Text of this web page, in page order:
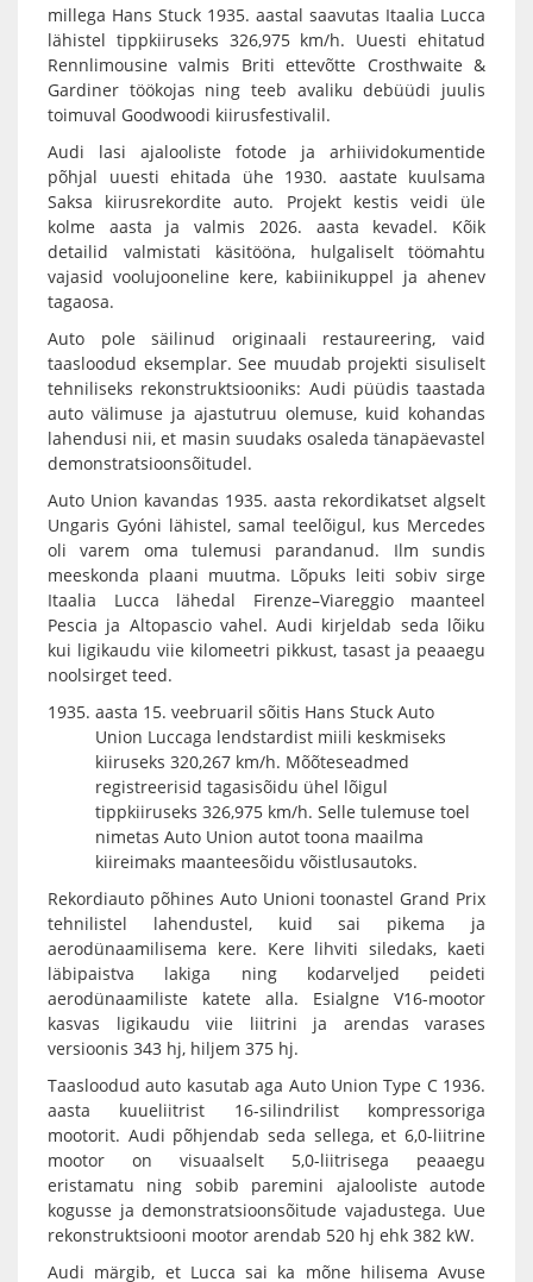
millega Hans Stuck 1935. aastal saavutas Itaalia Lucca
lähistel tippkiiruseks 326,975 km/h. Uuesti ehitatud
Rennlimousine valmis Briti ettevõtte Crosthwaite &
Gardiner töökojas ning teeb avaliku debüüdi juulis
toimuval Goodwoodi kiirusfestivalil.
Audi lasi ajalooliste fotode ja arhiividokumentide
põhjal uuesti ehitada ühe 1930. aastate kuulsama
Saksa kiirusrekordite auto. Projekt kestis veidi üle
kolme aasta ja valmis 2026. aasta kevadel. Kõik
detailid valmistati käsitööna, hulgaliselt töömahtu
vajasid voolujooneline kere, kabiinikuppel ja ahenev
tagaosa.
Auto pole säilinud originaali restaureering, vaid
taasloodud eksemplar. See muudab projekti sisuliselt
tehniliseks rekonstruktsiooniks: Audi püüdis taastada
auto välimuse ja ajastutruu olemuse, kuid kohandas
lahendusi nii, et masin suudaks osaleda tänapäevastel
demonstratsioonsõitudel.
Auto Union kavandas 1935. aasta rekordikatset algselt
Ungaris Gyóni lähistel, samal teelõigul, kus Mercedes
oli varem oma tulemusi parandanud. Ilm sundis
meeskonda plaani muutma. Lõpuks leiti sobiv sirge
Itaalia Lucca lähedal Firenze–Viareggio maanteel
Pescia ja Altopascio vahel. Audi kirjeldab seda lõiku
kui ligikaudu viie kilomeetri pikkust, tasast ja peaaegu
noolsirget teed.
aasta 15. veebruaril sõitis Hans Stuck Auto
Union Luccaga lendstardist miili keskmiseks
kiiruseks 320,267 km/h. Mõõteseadmed
registreerisid tagasisõidu ühel lõigul
tippkiiruseks 326,975 km/h. Selle tulemuse toel
nimetas Auto Union autot toona maailma
kiireimaks maanteesõidu võistlusautoks.
Rekordiauto põhines Auto Unioni toonastel Grand Prix
tehnilistel lahendustel, kuid sai pikema ja
aerodünaamilisema kere. Kere lihviti siledaks, kaeti
läbipaistva lakiga ning kodarveljed peideti
aerodünaamiliste katete alla. Esialgne V16-mootor
kasvas ligikaudu viie liitrini ja arendas varases
versioonis 343 hj, hiljem 375 hj.
Taasloodud auto kasutab aga Auto Union Type C 1936.
aasta kuueliitrist 16-silindrilist kompressoriga
mootorit. Audi põhjendab seda sellega, et 6,0-liitrine
mootor on visuaalselt 5,0-liitrisega peaaegu
eristamatu ning sobib paremini ajalooliste autode
kogusse ja demonstratsioonsõitude vajadustega. Uue
rekonstruktsiooni mootor arendab 520 hj ehk 382 kW.
Audi märgib, et Lucca sai ka mõne hilisema Avuse